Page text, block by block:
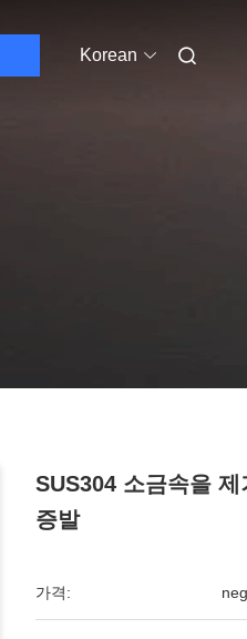
Korean
SUS304 소금속을
증발
가격: